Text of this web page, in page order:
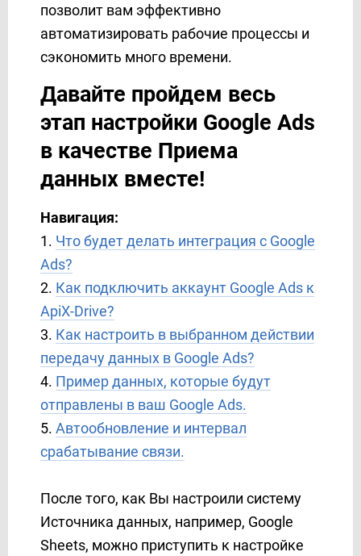
Brevo
BSG World
BulkGate
Calendly
Campaign Monitor
ClickUp
Constant Contact
Corezoid
Creatio
Crove
D7 Networks
D7 SMS
Discord
Drip
Dropbox
Ecwid
Elastic Email
eSputnik
позволит вам эффективно
автоматизировать рабочие процессы и
сэкономить много времени.
Давайте пройдем весь
этап настройки Google Ads
в качестве Приема
данных вместе!
Навигация:
1. Что будет делать интеграция с Google
Ads?
2. Как подключить аккаунт Google Ads к
ApiX-Drive?
3. Как настроить в выбранном действии
передачу данных в Google Ads?
4. Пример данных, которые будут
отправлены в ваш Google Ads.
5. Автообновление и интервал
срабатывание связи.
После того, как Вы настроили систему
Источника данных, например, Google
Sheets, можно приступить к настройке